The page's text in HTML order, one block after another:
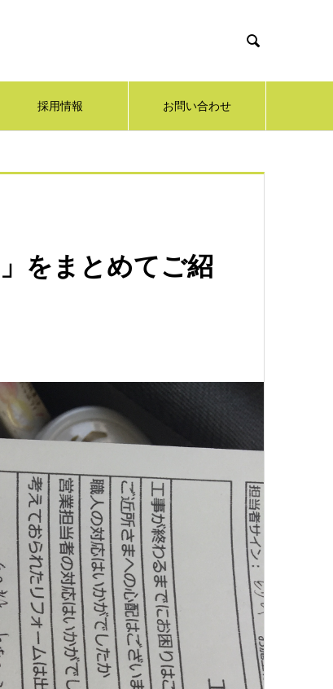

採用情報 お問い合わせ
をまとめてご紹